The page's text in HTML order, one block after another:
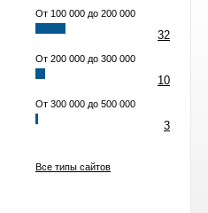
От 100 000 до 200 000
32
От 200 000 до 300 000
10
От 300 000 до 500 000
3
Все типы сайтов